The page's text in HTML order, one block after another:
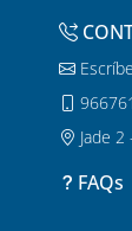
Jade
FAQs